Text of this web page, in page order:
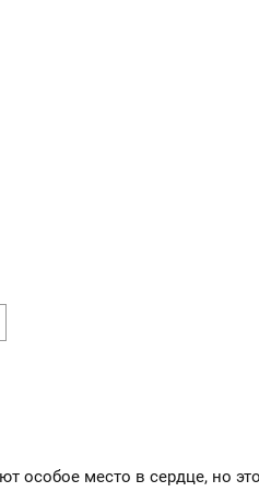
место в сердце, но